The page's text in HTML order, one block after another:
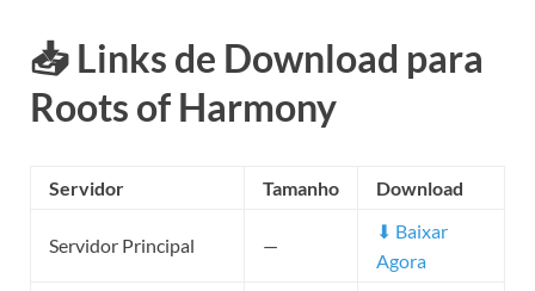
📥 Links de Download para
Roots of Harmony
Servidor Tamanho Download
Servidor Principal —
⬇ Baixar
Agora